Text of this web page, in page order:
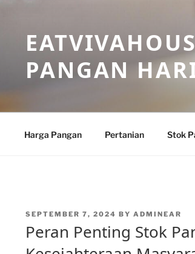
PANGAN
Harga Pangan Pertanian Stok
POSTED
SEPTEMBER 7, 2024 BY ADMINEAR
Peran Penting Stok